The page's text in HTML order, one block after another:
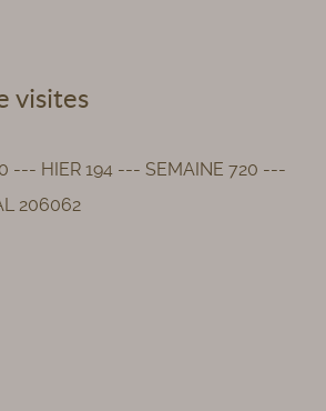
visites
--- HIER 194 --- SEMAINE 720 ---
206062